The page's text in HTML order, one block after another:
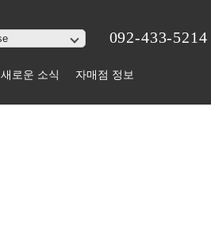
새로운 소식 자매점 정보
092-433-5214